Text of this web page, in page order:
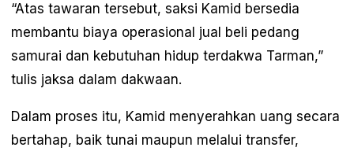
“Atas tawaran tersebut, saksi Kamid bersedia
membantu biaya operasional jual beli pedang
samurai dan kebutuhan hidup terdakwa Tarman,”
tulis jaksa dalam dakwaan.
Dalam proses itu, Kamid menyerahkan uang secara
bertahap, baik tunai maupun melalui transfer,